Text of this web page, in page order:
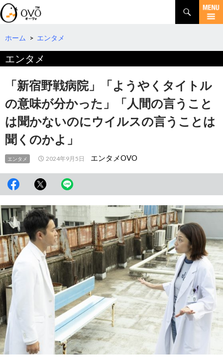
検
索
コ
テ
へ
ホーム > エンタメ
エンタメ
「新宿野戦病院」「ようやくタイトル
の意味が分かった」「人間の言うこと
は聞かないのにウイルスの言うことは
聞くのかよ」
エンタメ 2024年9月5日 エンタメOVO